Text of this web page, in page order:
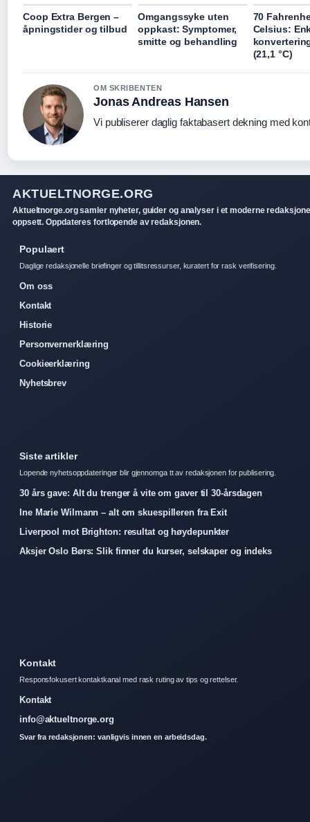
Coop Extra Bergen –
åpningstider og tilbud
Omgangssyke uten
oppkast: Symptomer,
smitte og behandling
70
Celsius:
(21,1 °C)
OM SKRIBENTEN
Jonas Andreas Hansen
Vi publiserer daglig faktabasert dekning med
AKTUELTNORGE.ORG
Aktueltnorge.org samler nyheter, guider og analyser i et moderne
oppsett. Oppdateres fortlopende av redaksjonen.
Populaert
Daglige redaksjonelle briefinger og tillitsressurser, kuratert for rask verifisering.
Om oss
Kontakt
Historie
Personvernerklæring
Cookieerklæring
Nyhetsbrev
Siste artikler
Lopende nyhetsoppdateringer blir gjennomga tt av redaksjonen for publisering.
30 års gave: Alt du trenger å vite om gaver til 30-årsdagen
Ine Marie Wilmann – alt om skuespilleren fra Exit
Liverpool mot Brighton: resultat og høydepunkter
Aksjer Oslo Børs: Slik finner du kurser, selskaper og indeks
Kontakt
Responsfokusert kontaktkanal med rask ruting av tips og rettelser.
Kontakt
info@aktueltnorge.org
Svar fra redaksjonen: vanligvis innen en arbeidsdag.